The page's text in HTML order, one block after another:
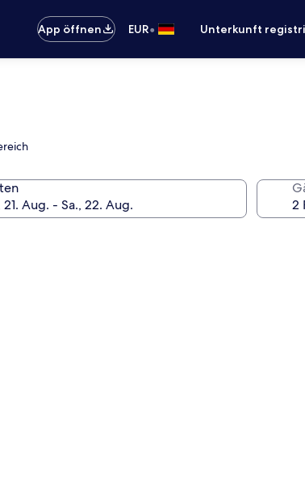
App öffnen EUR• Unterkunft